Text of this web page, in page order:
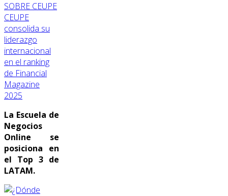
SOBRE CEUPE
CEUPE
consolida su
liderazgo
internacional
en el ranking
de Financial
Magazine
2025
La Escuela de
Negocios
Online se
posiciona en
el Top 3 de
LATAM.